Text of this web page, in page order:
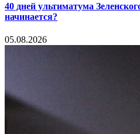
40 дней ультиматума
начинается?
05.08.2026